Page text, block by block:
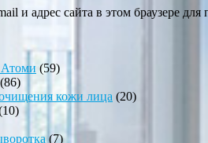
и адрес сайта в этом браузере
5959
8686
товаровкожи лица 2020
1010
товаров
77